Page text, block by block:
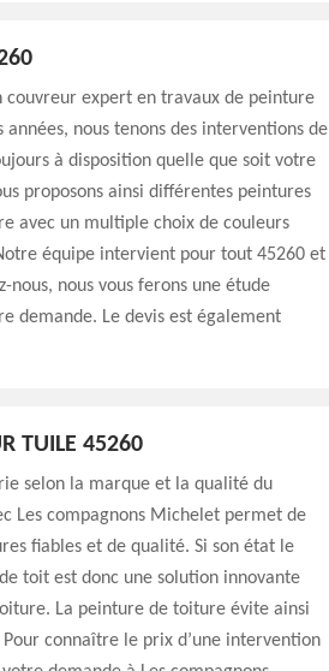
couvreur expert en travaux de peinture
nous tenons des interventions de
à disposition quelle que soit votre
proposons ainsi différentes peintures
avec un multiple choix de couleurs
équipe intervient pour tout 45260 et
nous, nous vous ferons une étude
demande. Le devis est également
TUILE 45260
selon la marque et la qualité du
Les compagnons Michelet permet de
fiables et de qualité. Si son état le
toit est donc une solution innovante
La peinture de toiture évite ainsi
connaître le prix d’une intervention